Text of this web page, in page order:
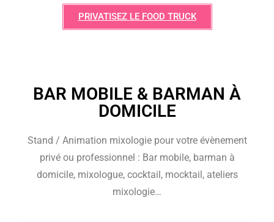
PRIVATISEZ LE FOOD TRUCK
BAR MOBILE & BARMAN À
DOMICILE
Stand / Animation mixologie pour votre évènement
privé ou professionnel : Bar mobile, barman à
domicile, mixologue, cocktail, mocktail, ateliers
mixologie…